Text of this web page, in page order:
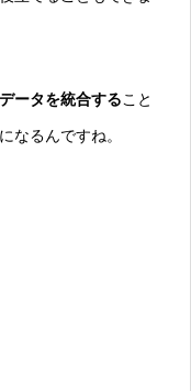
ータを統合すること
なるんですね。